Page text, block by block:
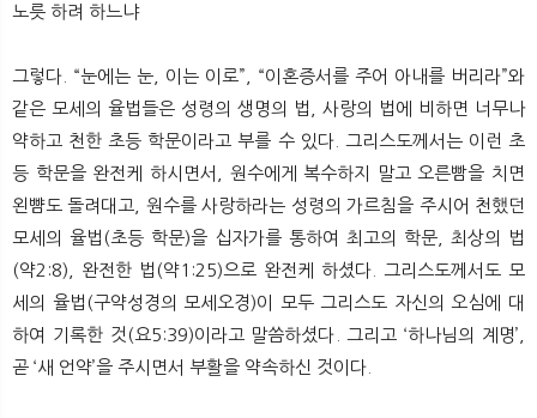
노릇 하려 하느냐
그렇다. “눈에는 눈, 이는 이로”, “이혼증서를 주어 아내를 버리라”와
같은 모세의 율법들은 성령의 생명의 법, 사랑의 법에 비하면 너무나
약하고 천한 초등 학문이라고 부를 수 있다. 그리스도께서는 이런 초
등 학문을 완전케 하시면서, 원수에게 복수하지 말고 오른빰을 치면
왼뺨도 돌려대고, 원수를 사랑하라는 성령의 가르침을 주시어 천했던
모세의 율법(초등 학문)을 십자가를 통하여 최고의 학문, 최상의 법
(약2:8), 완전한 법(약1:25)으로 완전케 하셨다. 그리스도께서도 모
세의 율법(구약성경의 모세오경)이 모두 그리스도 자신의 오심에 대
하여 기록한 것(요5:39)이라고 말씀하셨다. 그리고 ‘하나님의 계명’,
곧 ‘새 언약’을 주시면서 부활을 약속하신 것이다.